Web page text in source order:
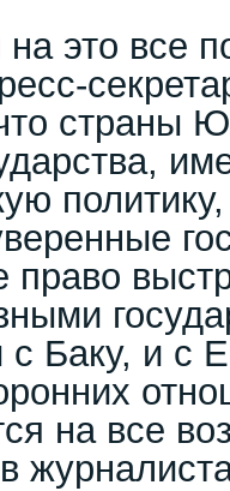
это все
страны
право
с Баку, и с
на все